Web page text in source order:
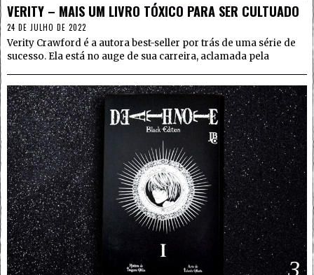
VERITY – MAIS UM LIVRO TÓXICO PARA SER CULTUADO
24 DE JULHO DE 2022
Verity Crawford é a autora best-seller por trás de uma série de
sucesso. Ela está no auge de sua carreira, aclamada pela
3